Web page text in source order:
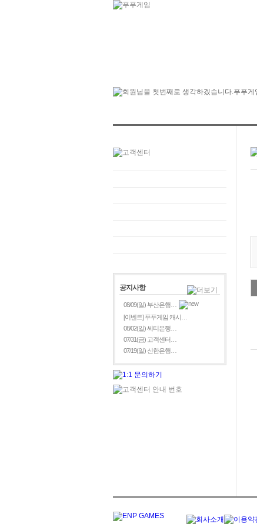
공지사항
08/09(일) 부산은행…
[이벤트] 푸푸게임 캐시…
08/02(일) 씨티은행…
07/31(금) 고객센터…
07/19(일) 신한은행…